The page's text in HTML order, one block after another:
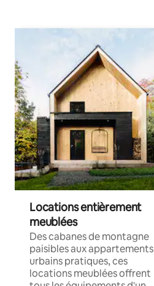
Locations entièrement
meublées
Des cabanes de montagne
paisibles aux appartements
urbains pratiques, ces
locations meublées offrent